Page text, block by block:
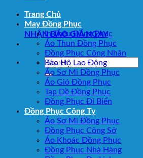
NHẬN BÁO GIÁ NGAY
Trang Chủ
May Đồng Phục
In Thêu Đồng Phục
Áo Thun Đồng Phục
Đồng Phục Công Nhân
Bảo Hộ Lao Động
Áo Sơ Mi Đồng Phục
Áo Gió Đồng Phục
Tạp Dề Đồng Phục
Đồng Phục Đi Biển
Đồng Phục Công Ty
Áo Sơ Mi Đồng Phục
Đồng Phục Công Sở
Áo Khoác Đồng Phục
Đồng Phục Nhà Hàng